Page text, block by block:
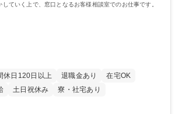
ていく上で、窓口となるお客様相談室でのお仕事です。
休日120日以上 退職金あり
在宅OK
土日祝休み 寮・社宅あり